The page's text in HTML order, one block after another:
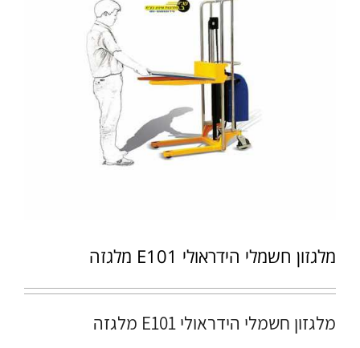
מלגזון חשמלי הידראולי E101 מלגזה
מלגזון חשמלי הידראולי E101 מלגזה